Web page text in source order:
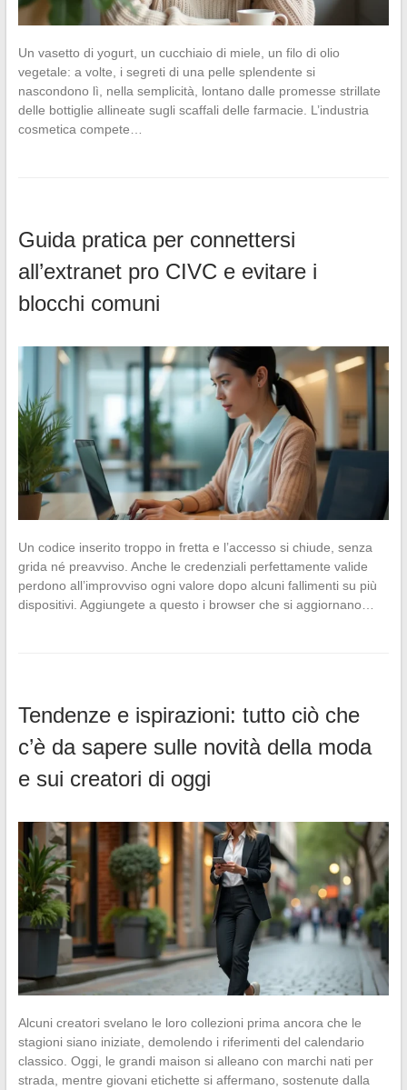
Un vasetto di yogurt, un cucchiaio di miele, un filo di olio
vegetale: a volte, i segreti di una pelle splendente si
nascondono lì, nella semplicità, lontano dalle promesse strillate
delle bottiglie allineate sugli scaffali delle farmacie. L’industria
cosmetica compete…
Guida pratica per connettersi
all’extranet pro CIVC e evitare i
blocchi comuni
Un codice inserito troppo in fretta e l’accesso si chiude, senza
grida né preavviso. Anche le credenziali perfettamente valide
perdono all’improvviso ogni valore dopo alcuni fallimenti su più
dispositivi. Aggiungete a questo i browser che si aggiornano…
Tendenze e ispirazioni: tutto ciò che
c’è da sapere sulle novità della moda
e sui creatori di oggi
Alcuni creatori svelano le loro collezioni prima ancora che le
stagioni siano iniziate, demolendo i riferimenti del calendario
classico. Oggi, le grandi maison si alleano con marchi nati per
strada, mentre giovani etichette si affermano, sostenute dalla